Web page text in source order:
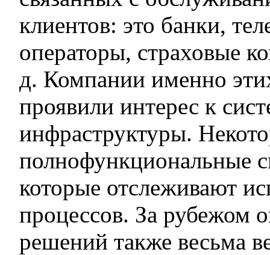
клиентов: это банки,
операторы, страховые
д. Компании именно
проявили интерес к
инфраструктуры.
полнофункциональные
которые отслеживают
процессов. За рубежом
решений также весьма